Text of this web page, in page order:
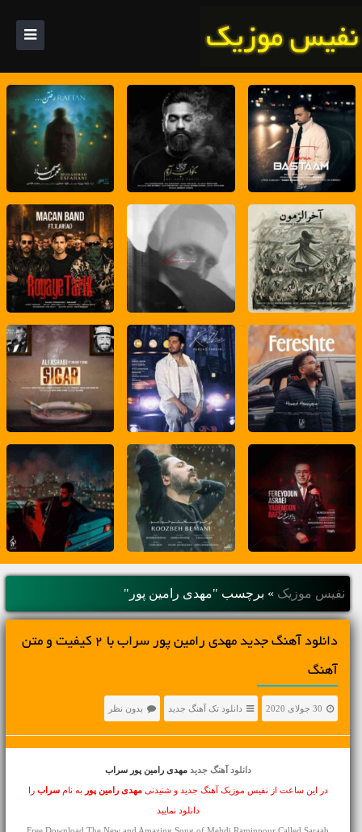
نفیس موزیک » برچسب "مهدی رامین پور"
دانلود آهنگ جديد مهدی رامین پور سراب با 2 کیفیت و متن
آهنگ
30 جولای 2020 دانلود تک آهنگ جدید بدون نظر
دانلود آهنگ جدید مهدی رامین پور سراب
در این ساعت از نفیس موزیک آهنگ جدید و شنیدنیمهدی رامین پور به نامسراب را
دانلود نمایید